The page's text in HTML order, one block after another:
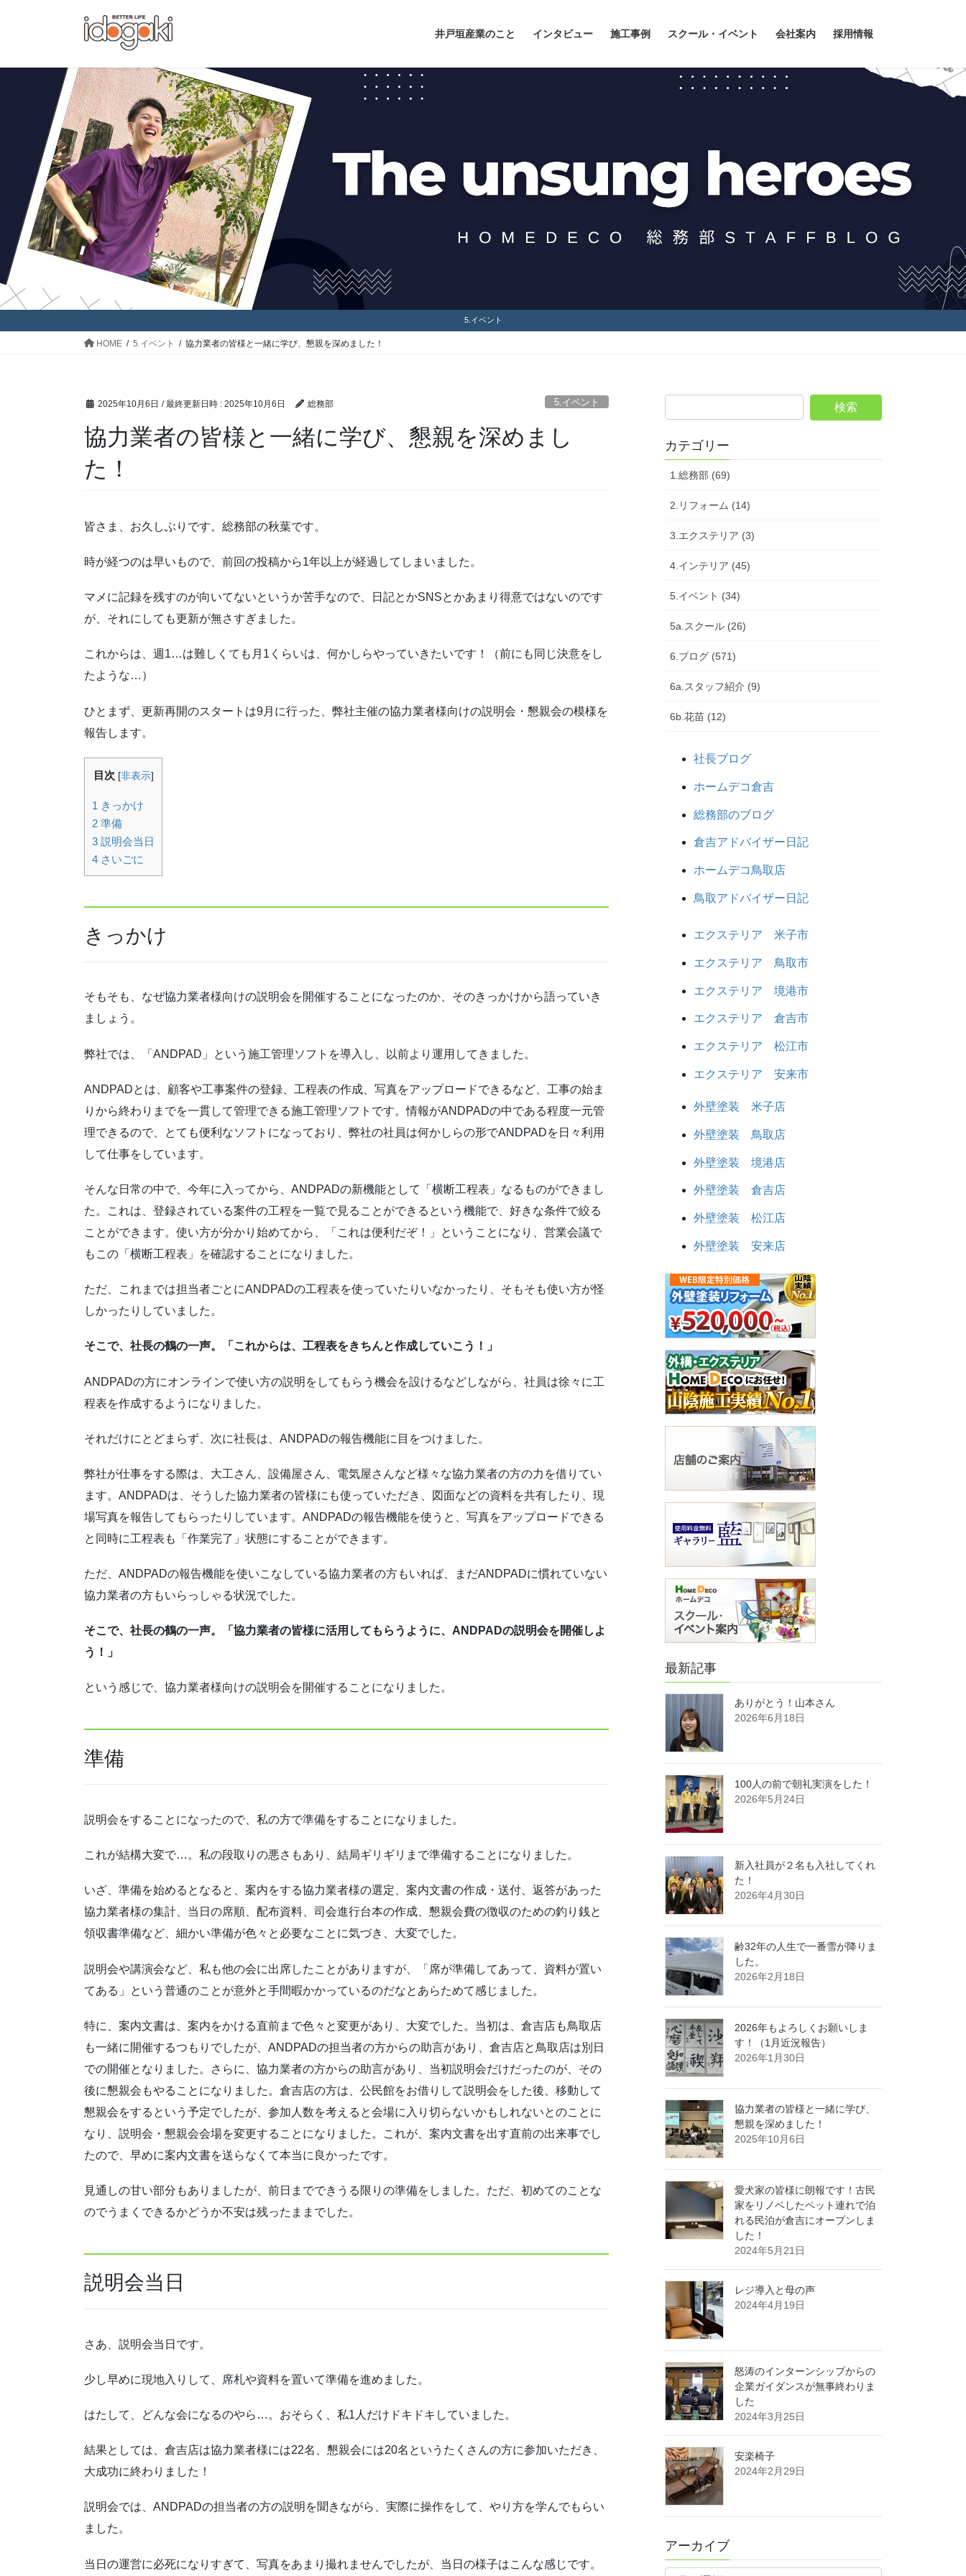
井戸垣産業のこと インタビュー 施工事例 スクール・イベント 会社案内 採用情報
5.イベント
HOME 5.イベント 協力業者の皆様と一緒に学び、懇親を深めました！
2025年10月6日 / 最終更新日時 : 2025年10月6日 総務部 5.イベント
協力業者の皆様と一緒に学び、懇親を深めまし
た！
皆さま、お久しぶりです。総務部の秋葉です。
時が経つのは早いもので、前回の投稿から1年以上が経過してしまいました。
マメに記録を残すのが向いてないというか苦手なので、日記とかSNSとかあまり得意ではないのです
が、それにしても更新が無さすぎました。
これからは、週1…は難しくても月1くらいは、何かしらやっていきたいです！（前にも同じ決意をし
たような…）
ひとまず、更新再開のスタートは9月に行った、弊社主催の協力業者様向けの説明会・懇親会の模様を
報告します。
目次 [非表示]
1 きっかけ
2 準備
3 説明会当日
4 さいごに
きっかけ
そもそも、なぜ協力業者様向けの説明会を開催することになったのか、そのきっかけから語っていき
ましょう。
弊社では、「ANDPAD」という施工管理ソフトを導入し、以前より運用してきました。
ANDPADとは、顧客や工事案件の登録、工程表の作成、写真をアップロードできるなど、工事の始ま
りから終わりまでを一貫して管理できる施工管理ソフトです。情報がANDPADの中である程度一元管
理できるので、とても便利なソフトになっており、弊社の社員は何かしらの形でANDPADを日々利用
して仕事をしています。
そんな日常の中で、今年に入ってから、ANDPADの新機能として「横断工程表」なるものができまし
た。これは、登録されている案件の工程を一覧で見ることができるという機能で、好きな条件で絞る
ことができます。使い方が分かり始めてから、「これは便利だぞ！」ということになり、営業会議で
もこの「横断工程表」を確認することになりました。
ただ、これまでは担当者ごとにANDPADの工程表を使っていたりいなかったり、そもそも使い方が怪
しかったりしていました。
そこで、社長の鶴の一声。「これからは、工程表をきちんと作成していこう！」
ANDPADの方にオンラインで使い方の説明をしてもらう機会を設けるなどしながら、社員は徐々に工
程表を作成するようになりました。
それだけにとどまらず、次に社長は、ANDPADの報告機能に目をつけました。
弊社が仕事をする際は、大工さん、設備屋さん、電気屋さんなど様々な協力業者の方の力を借りてい
ます。ANDPADは、そうした協力業者の皆様にも使っていただき、図面などの資料を共有したり、現
場写真を報告してもらったりしています。ANDPADの報告機能を使うと、写真をアップロードできる
と同時に工程表も「作業完了」状態にすることができます。
ただ、ANDPADの報告機能を使いこなしている協力業者の方もいれば、まだANDPADに慣れていない
協力業者の方もいらっしゃる状況でした。
そこで、社長の鶴の一声。「協力業者の皆様に活用してもらうように、ANDPADの説明会を開催しよ
う！」
という感じで、協力業者様向けの説明会を開催することになりました。
準備
説明会をすることになったので、私の方で準備をすることになりました。
これが結構大変で…。私の段取りの悪さもあり、結局ギリギリまで準備することになりました。
いざ、準備を始めるとなると、案内をする協力業者様の選定、案内文書の作成・送付、返答があった
協力業者様の集計、当日の席順、配布資料、司会進行台本の作成、懇親会費の徴収のための釣り銭と
領収書準備など、細かい準備が色々と必要なことに気づき、大変でした。
説明会や講演会など、私も他の会に出席したことがありますが、「席が準備してあって、資料が置い
てある」という普通のことが意外と手間暇かかっているのだなとあらためて感じました。
特に、案内文書は、案内をかける直前まで色々と変更があり、大変でした。当初は、倉吉店も鳥取店
も一緒に開催するつもりでしたが、ANDPADの担当者の方からの助言があり、倉吉店と鳥取店は別日
での開催となりました。さらに、協力業者の方からの助言があり、当初説明会だけだったのが、その
後に懇親会もやることになりました。倉吉店の方は、公民館をお借りして説明会をした後、移動して
懇親会をするという予定でしたが、参加人数を考えると会場に入り切らないかもしれないとのことに
なり、説明会・懇親会会場を変更することになりました。これが、案内文書を出す直前の出来事でし
たので、早めに案内文書を送らなくて本当に良かったです。
見通しの甘い部分もありましたが、前日までできうる限りの準備をしました。ただ、初めてのことな
のでうまくできるかどうか不安は残ったままでした。
説明会当日
さあ、説明会当日です。
少し早めに現地入りして、席札や資料を置いて準備を進めました。
はたして、どんな会になるのやら…。おそらく、私1人だけドキドキしていました。
結果としては、倉吉店は協力業者様には22名、懇親会には20名というたくさんの方に参加いただき、
大成功に終わりました！
説明会では、ANDPADの担当者の方の説明を聞きながら、実際に操作をして、やり方を学んでもらい
ました。
当日の運営に必死になりすぎて、写真をあまり撮れませんでしたが、当日の様子はこんな感じです。
カテゴリー
1.総務部 (69)
2.リフォーム (14)
3.エクステリア (3)
4.インテリア (45)
5.イベント (34)
5a.スクール (26)
6.ブログ (571)
6a.スタッフ紹介 (9)
6b.花苗 (12)
社長ブログ
ホームデコ倉吉
総務部のブログ
倉吉アドバイザー日記
ホームデコ鳥取店
鳥取アドバイザー日記
エクステリア 米子市
エクステリア 鳥取市
エクステリア 境港市
エクステリア 倉吉市
エクステリア 松江市
エクステリア 安来市
外壁塗装 米子店
外壁塗装 鳥取店
外壁塗装 境港店
外壁塗装 倉吉店
外壁塗装 松江店
外壁塗装 安来店
最新記事
ありがとう！山本さん
2026年6月18日
100人の前で朝礼実演をした！
2026年5月24日
新入社員が２名も入社してくれ
た！
2026年4月30日
齢32年の人生で一番雪が降りま
した。
2026年2月18日
2026年もよろしくお願いしま
す！（1月近況報告）
2026年1月30日
協力業者の皆様と一緒に学び、
懇親を深めました！
2025年10月6日
愛犬家の皆様に朗報です！古民
家をリノベしたペット連れで泊
れる民泊が倉吉にオープンしま
した！
2024年5月21日
レジ導入と母の声
2024年4月19日
怒涛のインターンシップからの
企業ガイダンスが無事終わりま
した
2024年3月25日
安楽椅子
2024年2月29日
アーカイブ
ア